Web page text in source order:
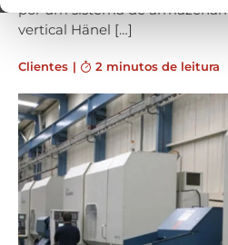
por um sistema de
vertical Hänel […]
Clientes | 2 minutos de leitura